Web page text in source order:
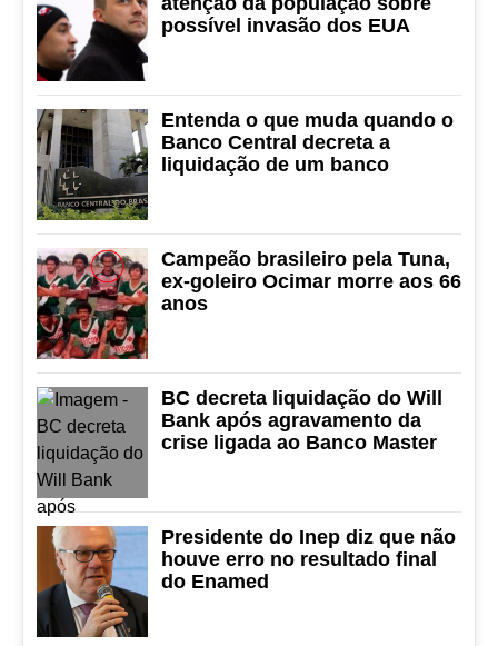
possível invasão dos EUA
Entenda o que muda quando o
Banco Central decreta a
liquidação de um banco
Campeão brasileiro pela Tuna,
ex-goleiro Ocimar morre aos 66
anos
BC decreta liquidação do Will
Bank após agravamento da
crise ligada ao Banco Master
Presidente do Inep diz que não
houve erro no resultado final
do Enamed